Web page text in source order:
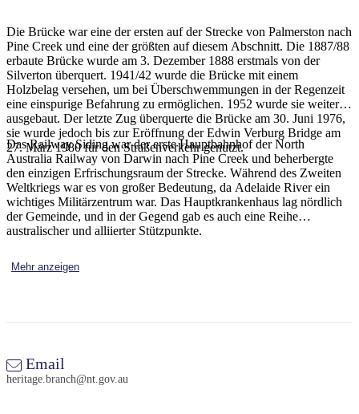
up
Die Brücke war eine der ersten auf der Strecke von Palmerston nach
Pine Creek und eine der größten auf diesem Abschnitt. Die 1887/88
erbaute Brücke wurde am 3. Dezember 1888 erstmals von der
Silverton überquert. 1941/42 wurde die Brücke mit einem
Holzbelag versehen, um bei Überschwemmungen in der Regenzeit
eine einspurige Befahrung zu ermöglichen. 1952 wurde sie weiter
ausgebaut. Der letzte Zug überquerte die Brücke am 30. Juni 1976,
sie wurde jedoch bis zur Eröffnung der Edwin Verburg Bridge am
27. März 1980 für den Straßenverkehr genutzt.
Das Railway Siding war der erste Hauptbahnhof der North
Australia Railway von Darwin nach Pine Creek und beherbergte
den einzigen Erfrischungsraum der Strecke. Während des Zweiten
Weltkriegs war es von großer Bedeutung, da Adelaide River ein
wichtiges Militärzentrum war. Das Hauptkrankenhaus lag nördlich
der Gemeinde, und in der Gegend gab es auch eine Reihe
australischer und alliierter Stützpunkte.
Mehr anzeigen
Email
heritage.branch@nt.gov.au